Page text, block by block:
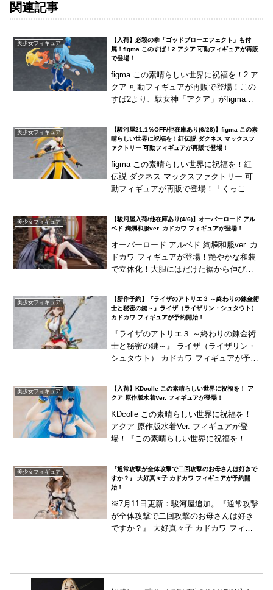
関連記事
美少女フィギュア
【入荷】必殺の拳「ゴッドブローエフェクト」も付
属！figma このすば！2 アクア 可動フィギュアが再販
で登場！
figma この素晴らしい世界に祝福を！2 ア
クア 可動フィギュアが再販で登場！この
すば2より、駄女神「アクア」がfigmaに
の...
美少女フィギュア
【駿河屋21.1％OFF/他在庫あり(6/28)】figma この素
晴らしい世界に祝福を！紅伝説 ダクネス マックスフ
ァクトリー 可動フィギュアが再販で登場！
figma この素晴らしい世界に祝福を！紅
伝説 ダクネス マックスファクトリー 可
動フィギュアが再販で登場！「くっころ
が付属！
美少女フィギュア
【駿河屋入荷/他在庫あり(4/6)】オーバーロード アル
ベド 絢爛和服ver. カドカワ フィギュアが登場！
オーバーロード アルベド 絢爛和服ver. カ
ドカワ フィギュアが登場！艶やかな和装
で立体化！大胆にはだけた裾から伸びる
美少女フィギュア
【新作予約】『ライザのアトリエ３ ～終わりの錬金術
士と秘密の鍵～』ライザ（ライザリン・シュタウト）
カドカワ フィギュアが予約開始！
『ライザのアトリエ３ ～終わりの錬金術
士と秘密の鍵～』 ライザ（ライザリン・
シュタウト） カドカワ フィギュアが予約
化！
美少女フィギュア
【入荷】KDcolle この素晴らしい世界に祝福を！ ア
クア 原作版水着Ver. フィギュアが登場！
KDcolle この素晴らしい世界に祝福を！
アクア 原作版水着Ver. フィギュアが登
場！『この素晴らしい世界に祝福を！』
ト...
美少女フィギュア
『通常攻撃が全体攻撃で二回攻撃のお母さんは好きで
すか？』 大好真々子 カドカワ フィギュアが予約開
始！
※7月11日更新：駿河屋追加。『通常攻撃
が全体攻撃で二回攻撃のお母さんは好き
ですか？』 大好真々子 カドカワ フィギ